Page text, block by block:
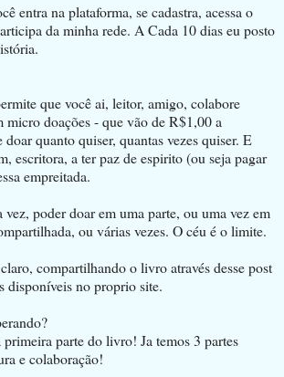
entra na plataforma, se cadastra, acessa o
da minha rede. A Cada 10 dias eu posto
que você ai, leitor, amigo, colabore
micro doações - que vão de R$1,00 a
quanto quiser, quantas vezes quiser. E
escritora, a ter paz de espirito (ou seja pagar
empreitada.
poder doar em uma parte, ou uma vez em
ou várias vezes. O céu é o limite.
compartilhando o livro através desse post
disponíveis no proprio site.
parte do livro! Ja temos 3 partes
e colaboração!